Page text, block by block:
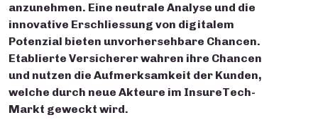
anzunehmen. Eine neutrale Analyse und die
innovative Erschliessung von digitalem
Potenzial bieten unvorhersehbare Chancen.
Etablierte Versicherer wahren ihre Chancen
und nutzen die Aufmerksamkeit der Kunden,
welche durch neue Akteure im InsureTech-
Markt geweckt wird.